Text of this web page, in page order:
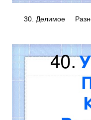
30. Делимое